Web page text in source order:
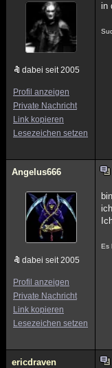
dabei seit 2005
Profil anzeigen
Private Nachricht
Link kopieren
Lesezeichen setzen
in
Angelus666
dabei seit 2005
Profil anzeigen
Private Nachricht
Link kopieren
Lesezeichen setzen
Es
ericdraven